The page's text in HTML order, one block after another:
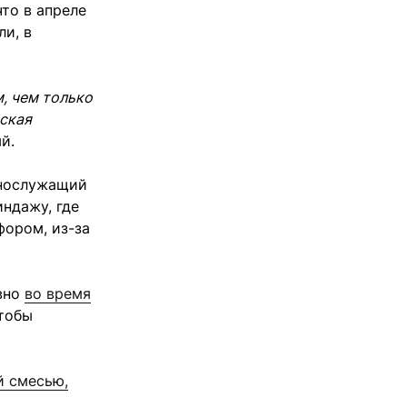
в апреле
в
чем только
где
из-за
во время
смесью,